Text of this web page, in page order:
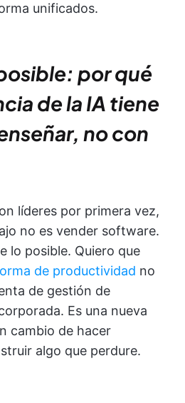
unificados.
por qué
de la IA tiene
no con
líderes por primera vez,
no es vender software.
lo posible. Quiero que
de productividad no
de gestión de
Es una nueva
cambio de hacer
algo que perdure.